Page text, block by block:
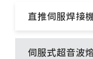
直推伺服焊接
伺服式超音波